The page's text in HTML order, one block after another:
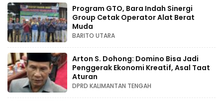
Program GTO, Bara Indah Sinergi
Group Cetak Operator Alat Berat
Muda
BARITO UTARA
Arton S. Dohong: Domino Bisa Jadi
Penggerak Ekonomi Kreatif, Asal Taat
Aturan
DPRD KALIMANTAN TENGAH